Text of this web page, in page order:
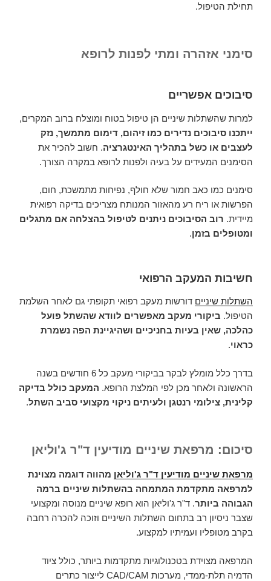
תחילת הטיפול.
סימני אזהרה ומתי לפנות לרופא
סיבוכים אפשריים
למרות שהשתלות שיניים הן טיפול בטוח ומוצלח ברוב המקרים,
ייתכנו סיבוכים נדירים כמו זיהום, דימום מתמשך, נזק
לעצבים או כשל בתהליך האינטגרציה. חשוב להכיר את
הסימנים המעידים על בעיה ולפנות לרופא במקרה הצורך.
סימנים כמו כאב חמור שלא חולף, נפיחות מתמשכת, חום,
הפרשות או ריח רע מהאזור המנותח מצריכים בדיקה רפואית
מיידית. רוב הסיבוכים ניתנים לטיפול בהצלחה אם מתגלים
ומטופלים בזמן.
חשיבות המעקב הרפואי
השתלות שיניים דורשות מעקב רפואי תקופתי גם לאחר השלמת
הטיפול. ביקורי מעקב מאפשרים לוודא שהשתל פועל
כהלכה, שאין בעיות בחניכיים ושהיגיינת הפה נשמרת
כראוי.
בדרך כלל מומלץ לבקר בביקורי מעקב כל 6 חודשים בשנה
הראשונה ולאחר מכן לפי המלצת הרופא. המעקב כולל בדיקה
קלינית, צילומי רנטגן ולעיתים ניקוי מקצועי סביב השתל.
סיכום: מרפאת שיניים מודיעין ד"ר ג'וליאן
מרפאת שיניים מודיעין ד"ר ג'וליאן מהווה דוגמה מצוינת
למרפאה מתקדמת המתמחה בהשתלות שיניים ברמה
הגבוהה ביותר. ד"ר ג'וליאן הוא רופא שיניים מנוסה ומקצועי
שצבר ניסיון רב בתחום השתלות השיניים וזוכה להכרה רחבה
בקרב מטופליו ועמיתיו למקצוע.
המרפאה מצוידת בטכנולוגיות מתקדמות ביותר, כולל ציוד
הדמיה תלת-ממדי, מערכות CAD/CAM לייצור כתרים